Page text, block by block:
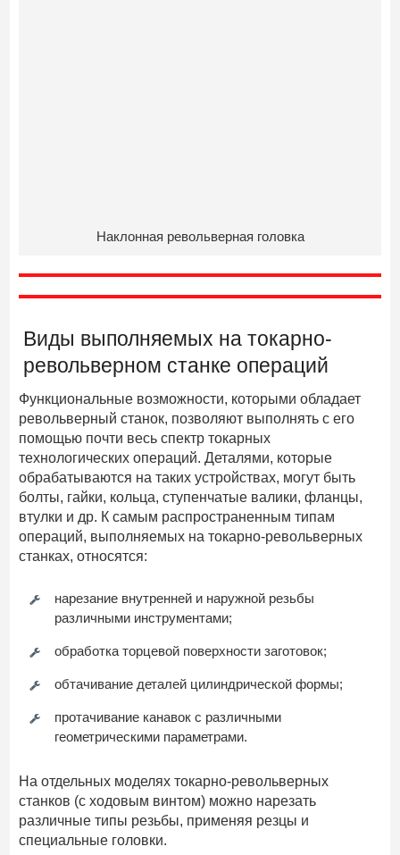
Наклонная револьверная головка
Виды выполняемых на токарно-
револьверном станке операций
Функциональные возможности, которыми обладает
револьверный станок, позволяют выполнять с его
помощью почти весь спектр токарных
технологических операций. Деталями, которые
обрабатываются на таких устройствах, могут быть
болты, гайки, кольца, ступенчатые валики, фланцы,
втулки и др. К самым распространенным типам
операций, выполняемых на токарно-револьверных
станках, относятся:
нарезание внутренней и наружной резьбы
различными инструментами;
обработка торцевой поверхности заготовок;
обтачивание деталей цилиндрической формы;
протачивание канавок с различными
геометрическими параметрами.
На отдельных моделях токарно-револьверных
станков (с ходовым винтом) можно нарезать
различные типы резьбы, применяя резцы и
специальные головки.